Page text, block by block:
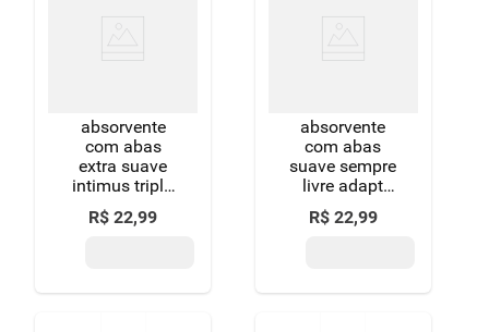
absorvente
com abas
extra suave
intimus tripla
proteção
pacote 32
R$ 22,99
absorvente
com abas
suave sempre
livre adapt
pacote 32
unidades leve
R$ 22,99
detergente